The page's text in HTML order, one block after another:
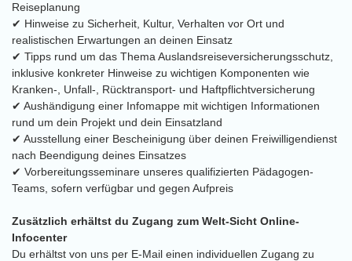
Reiseplanung
✔ Hinweise zu Sicherheit, Kultur, Verhalten vor Ort und
realistischen Erwartungen an deinen Einsatz
✔ Tipps rund um das Thema Auslandsreiseversicherungsschutz,
inklusive konkreter Hinweise zu wichtigen Komponenten wie
Kranken-, Unfall-, Rücktransport- und Haftpflichtversicherung
✔ Aushändigung einer Infomappe mit wichtigen Informationen
rund um dein Projekt und dein Einsatzland
✔ Ausstellung einer Bescheinigung über deinen Freiwilligendienst
nach Beendigung deines Einsatzes
✔ Vorbereitungsseminare unseres qualifizierten Pädagogen-
Teams, sofern verfügbar und gegen Aufpreis
Zusätzlich erhältst du Zugang zum Welt-Sicht Online-
Infocenter
Du erhältst von uns per E-Mail einen individuellen Zugang zu